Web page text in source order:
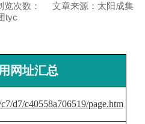
览次数：
文章来源：太阳成集
tyc
网址汇总
d7/c40558a706519/page.htm